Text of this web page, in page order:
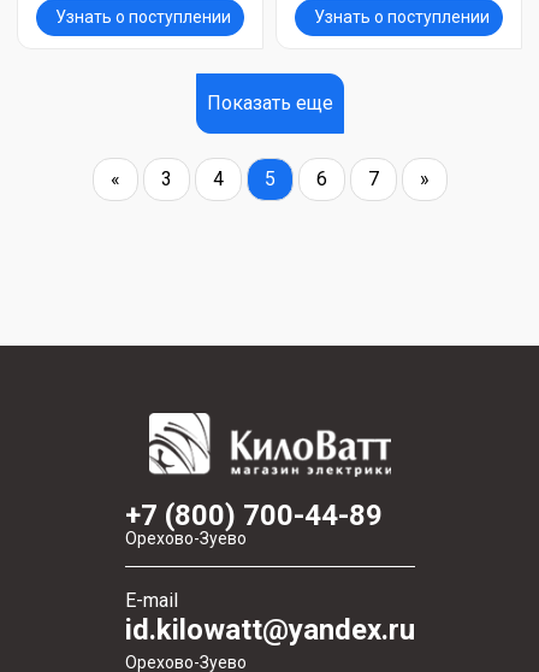
Узнать о поступлении Узнать о поступлении
Показать еще
« 3 4 5 6 7 »
+7 (800) 700-44-89
Орехово-Зуево
E-mail
id.kilowatt@yandex.ru
Орехово-Зуево